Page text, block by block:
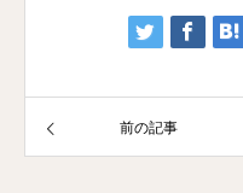
前の記事